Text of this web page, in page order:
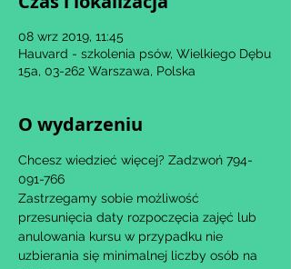
08 wrz 2019, 11:45
Hauvard - szkolenia psów, Wielkiego Dębu
15a, 03-262 Warszawa, Polska
O wydarzeniu
Chcesz wiedzieć więcej? Zadzwoń 794-
091-766
Zastrzegamy sobie możliwość
przesunięcia daty rozpoczęcia zajęć lub
anulowania kursu w przypadku nie
uzbierania się minimalnej liczby osób na